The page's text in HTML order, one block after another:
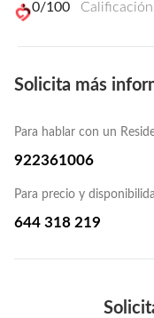
0/100
Solicita más
Para hablar con un
922361006
Para precio y
644 318 219